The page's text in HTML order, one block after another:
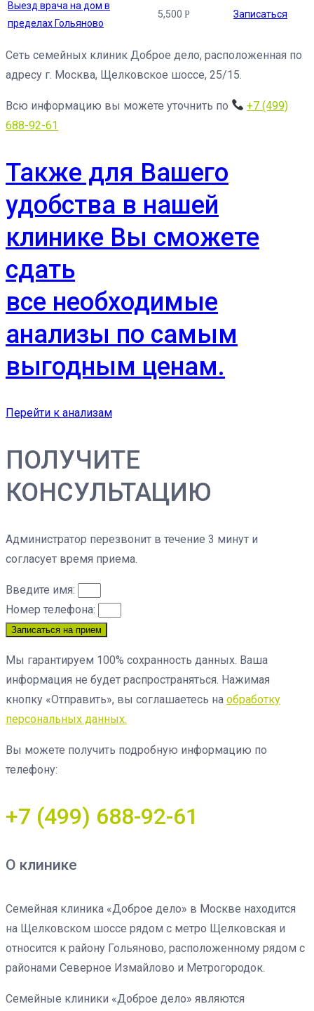
Выезд врача на дом в
пределах Гольяново
5,500 Р Записаться
Сеть семейных клиник Доброе дело, расположенная по
адресу г. Москва, Щелковское шоссе, 25/15.
Всю информацию вы можете уточнить по
+7 (499)
688-92-61
Также для Вашего
удобства в нашей
клинике Вы сможете
сдать
все необходимые
анализы по самым
выгодным ценам.
Перейти к анализам
ПОЛУЧИТЕ
КОНСУЛЬТАЦИЮ
Администратор перезвонит в течение 3 минут и
согласует время приема.
Введите имя:
Номер телефона:
Записаться на прием
Мы гарантируем 100% сохранность данных. Ваша
информация не будет распространяться. Нажимая
кнопку «Отправить», вы соглашаетесь на обработку
персональных данных.
Вы можете получить подробную информацию по
телефону:
+7 (499) 688-92-61
О клинике
Семейная клиника «Доброе дело» в Москве находится
на Щелковском шоссе рядом с метро Щелковская и
относится к району Гольяново, расположенному рядом с
районами Северное Измайлово и Метрогородок.
Семейные клиники «Доброе дело» являются